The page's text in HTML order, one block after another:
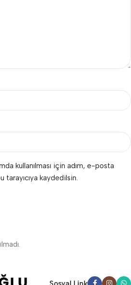
kullanılması için adım, e-posta
kaydedilsin.